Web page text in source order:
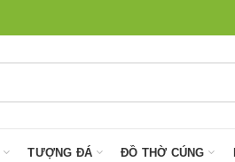
TƯỢNG ĐÁ ĐỒ THỜ CÚNG